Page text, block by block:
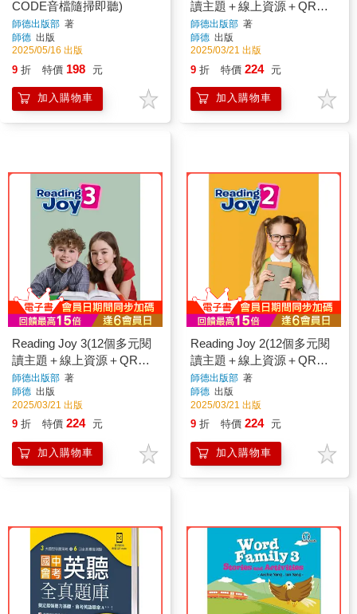
CODE音檔隨掃即聽)
師德出版部 著
師德 出版
2025/05/16 出版
9 折 特價 198 元
加入購物車
讀主題＋線上資源＋QR
CODE音檔)
師德出版部 著
師德 出版
2025/03/21 出版
9 折 特價 224 元
加入購物車
Reading Joy 3(12個多元閱
讀主題＋線上資源＋QR
CODE音檔)
師德出版部 著
師德 出版
2025/03/21 出版
9 折 特價 224 元
加入購物車
Reading Joy 2(12個多元閱
讀主題＋線上資源＋QR
CODE音檔)
師德出版部 著
師德 出版
2025/03/21 出版
9 折 特價 224 元
加入購物車